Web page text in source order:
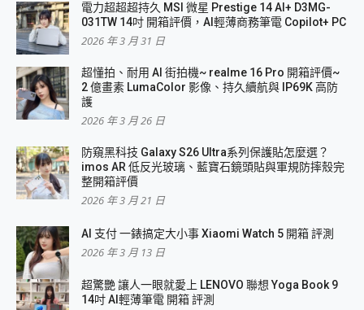
電力超超超持久 MSI 微星 Prestige 14 AI+ D3MG-
031TW 14吋 開箱評價，AI輕薄商務筆電 Copilot+ PC
2026 年 3 月 31 日
超懂拍、耐用 AI 街拍機~ realme 16 Pro 開箱評價~
2 億畫素 LumaColor 影像、持久續航與 IP69K 高防
護
2026 年 3 月 26 日
防窺黑科技 Galaxy S26 Ultra系列保護貼怎麼選？
imos AR 低反光玻璃、藍寶石鏡頭貼與軍規防摔殼完
整開箱評價
2026 年 3 月 21 日
AI 支付 一錶搞定大小事 Xiaomi Watch 5 開箱 評測
2026 年 3 月 13 日
超驚艷 讓人一眼就愛上 LENOVO 聯想 Yoga Book 9
14吋 AI輕薄筆電 開箱 評測